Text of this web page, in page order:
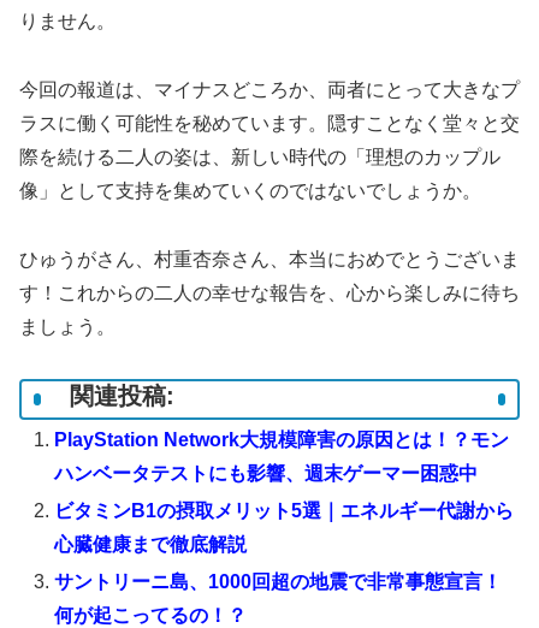
りません。
今回の報道は、マイナスどころか、両者にとって大きなプ
ラスに働く可能性を秘めています。隠すことなく堂々と交
際を続ける二人の姿は、新しい時代の「理想のカップル
像」として支持を集めていくのではないでしょうか。
ひゅうがさん、村重杏奈さん、本当におめでとうございま
す！これからの二人の幸せな報告を、心から楽しみに待ち
ましょう。
関連投稿:
PlayStation Network大規模障害の原因とは！？モン
ハンベータテストにも影響、週末ゲーマー困惑中
ビタミンB1の摂取メリット5選｜エネルギー代謝から
心臓健康まで徹底解説
サントリーニ島、1000回超の地震で非常事態宣言！
何が起こってるの！？